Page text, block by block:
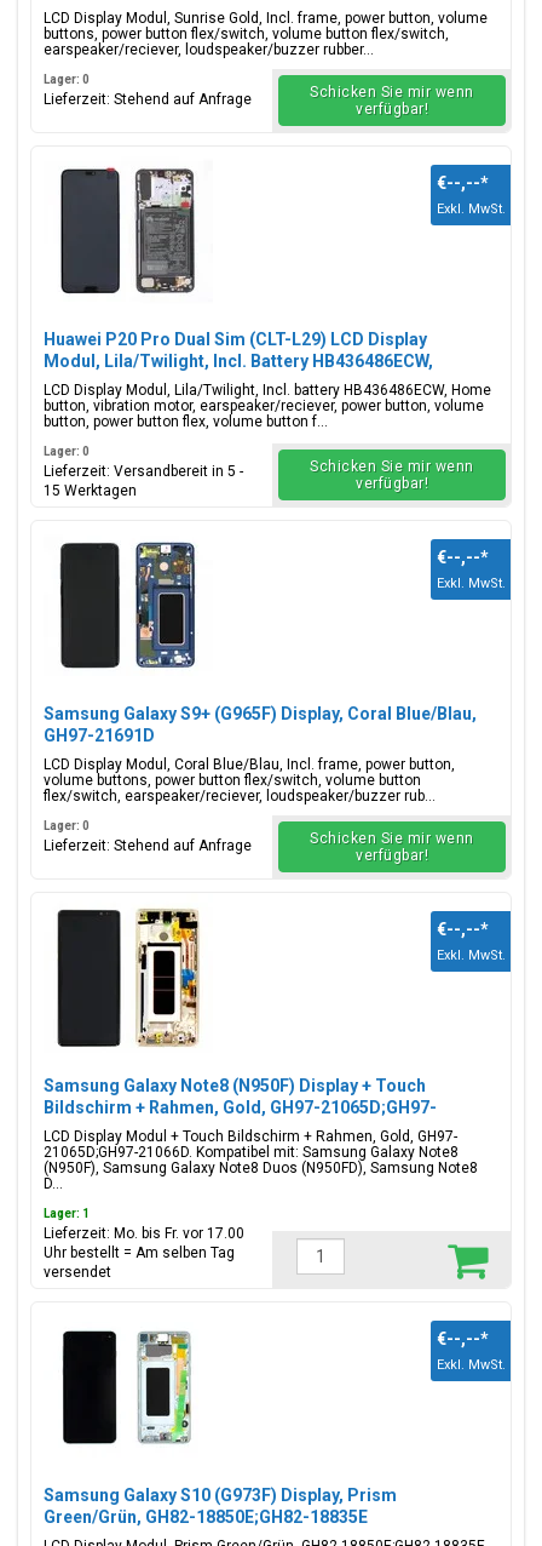
LCD Display Modul, Sunrise Gold, Incl. frame, power button, volume
buttons, power button flex/switch, volume button flex/switch,
earspeaker/reciever, loudspeaker/buzzer rubber...
Lager: 0
Lieferzeit: Stehend auf Anfrage
Schicken Sie mir wenn
verfügbar!
Huawei P20 Pro Dual Sim (CLT-L29) LCD Display
Modul, Lila/Twilight, Incl. Battery HB436486ECW,
02351WTU
LCD Display Modul, Lila/Twilight, Incl. battery HB436486ECW, Home
button, vibration motor, earspeaker/reciever, power button, volume
button, power button flex, volume button f...
€--,--*
Exkl. MwSt.
Lager: 0
Lieferzeit: Versandbereit in 5 -
15 Werktagen
Schicken Sie mir wenn
verfügbar!
Samsung Galaxy S9+ (G965F) Display, Coral Blue/Blau,
GH97-21691D
LCD Display Modul, Coral Blue/Blau, Incl. frame, power button,
volume buttons, power button flex/switch, volume button
flex/switch, earspeaker/reciever, loudspeaker/buzzer rub...
€--,--*
Exkl. MwSt.
Lager: 0
Lieferzeit: Stehend auf Anfrage
Schicken Sie mir wenn
verfügbar!
Samsung Galaxy Note8 (N950F) Display + Touch
Bildschirm + Rahmen, Gold, GH97-21065D;GH97-
21066D
LCD Display Modul + Touch Bildschirm + Rahmen, Gold, GH97-
21065D;GH97-21066D. Kompatibel mit: Samsung Galaxy Note8
(N950F), Samsung Galaxy Note8 Duos (N950FD), Samsung Note8
D...
€--,--*
Exkl. MwSt.
Lager: 1
Lieferzeit: Mo. bis Fr. vor 17.00
Uhr bestellt = Am selben Tag
versendet
Samsung Galaxy S10 (G973F) Display, Prism
Green/Grün, GH82-18850E;GH82-18835E
€--,--*
Exkl. MwSt.